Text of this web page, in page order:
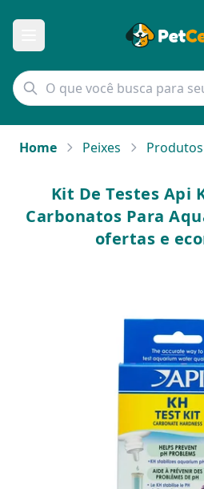
Home Peixes
Kit De Testes Api
Carbonatos Para
ofertas e